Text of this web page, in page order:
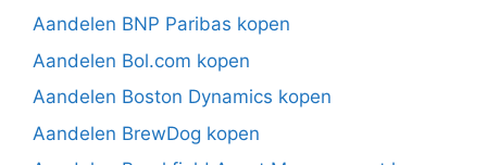
Aandelen BNP Paribas kopen
Aandelen Bol.com kopen
Aandelen Boston Dynamics kopen
Aandelen BrewDog kopen